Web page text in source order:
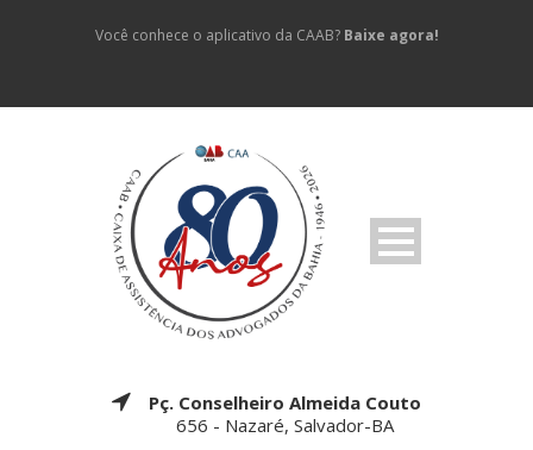
Você conhece o aplicativo da CAAB? Baixe agora!
Pç. Conselheiro Almeida Couto
656 - Nazaré, Salvador-BA